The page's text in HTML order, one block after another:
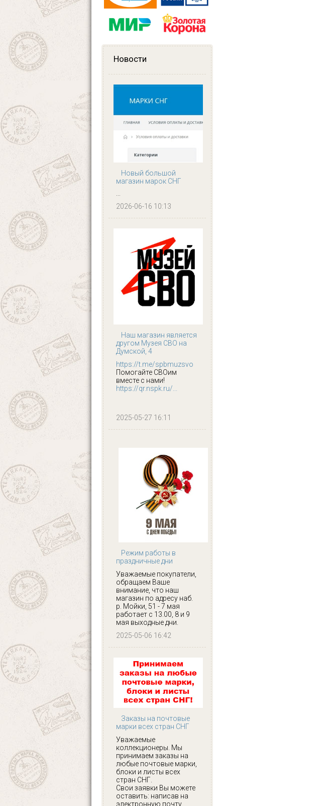
Новости
Новый большой
магазин марок СНГ
...
2026-06-16 10:13
Наш магазин является
другом Музея СВО на
Думской, 4
https://t.me/spbmuzsvo
Помогайте СВОим
вместе с нами!
https://qr.nspk.ru/...
2025-05-27 16:11
Режим работы в
праздничные дни
Уважаемые покупатели,
обращаем Ваше
внимание, что наш
магазин по адресу наб.
р. Мойки, 51 - 7 мая
работает с 13.00, 8 и 9
мая выходные дни.
2025-05-06 16:42
Заказы на почтовые
марки всех стран СНГ
Уважаемые
коллекционеры. Мы
принимаем заказы на
любые почтовые марки,
блоки и листы всех
стран СНГ.
Свои заявки Вы можете
оставить: написав на
электронную почту